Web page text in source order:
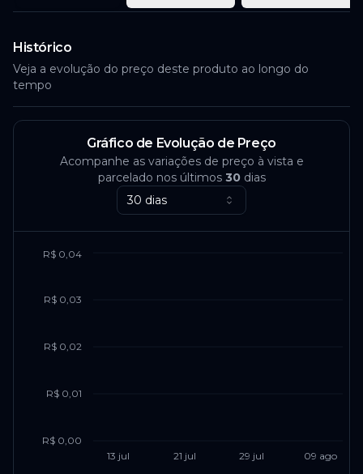
Histórico
Veja a evolução do preço deste produto ao longo do
tempo
Gráfico de Evolução de Preço
Acompanhe as variações de preço à vista e
parcelado nos últimos 30dias
30 dias
13 jul 21 jul 29 jul 09 ago
R$ 0,00
R$ 0,01
R$ 0,02
R$ 0,03
R$ 0,04